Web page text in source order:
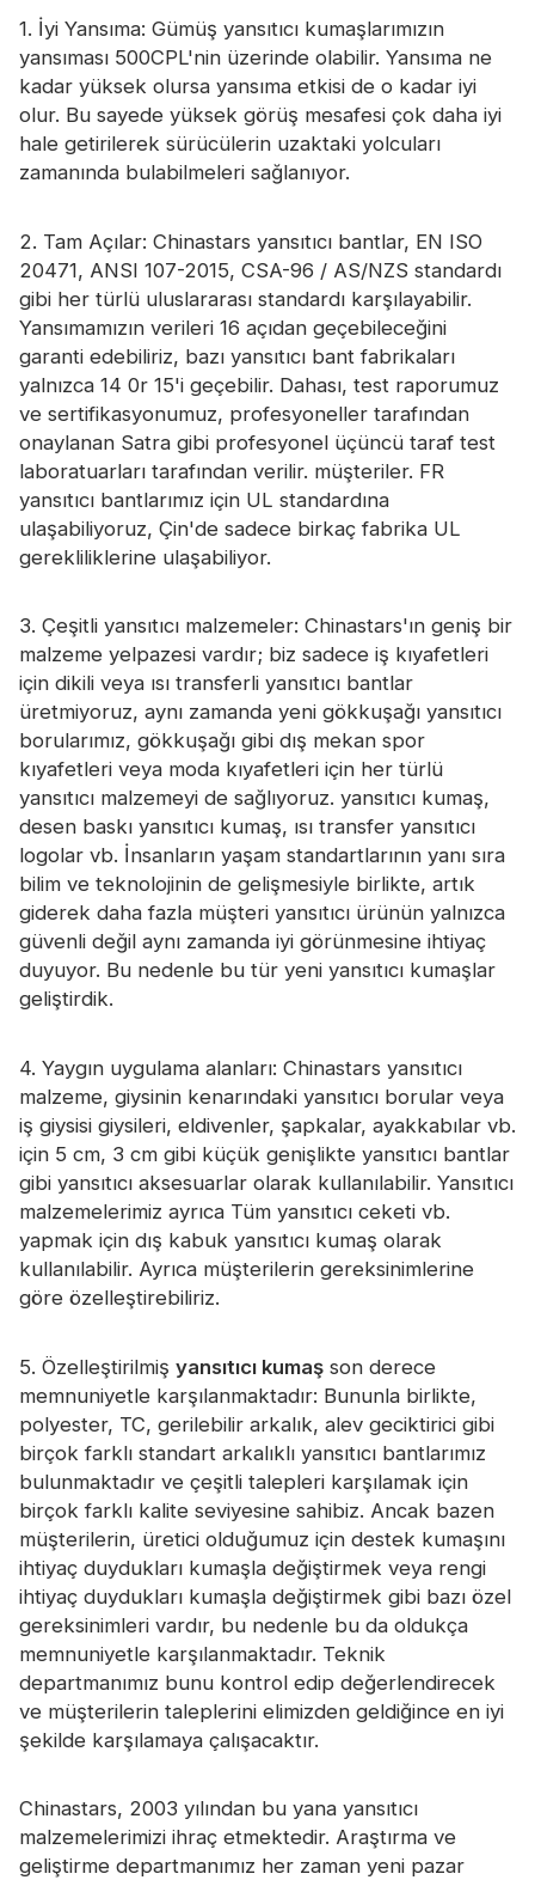
1. İyi Yansıma: Gümüş yansıtıcı kumaşlarımızın
yansıması 500CPL'nin üzerinde olabilir. Yansıma ne
kadar yüksek olursa yansıma etkisi de o kadar iyi
olur. Bu sayede yüksek görüş mesafesi çok daha iyi
hale getirilerek sürücülerin uzaktaki yolcuları
zamanında bulabilmeleri sağlanıyor.
2. Tam Açılar: Chinastars yansıtıcı bantlar, EN ISO
20471, ANSI 107-2015, CSA-96 / AS/NZS standardı
gibi her türlü uluslararası standardı karşılayabilir.
Yansımamızın verileri 16 açıdan geçebileceğini
garanti edebiliriz, bazı yansıtıcı bant fabrikaları
yalnızca 14 0r 15'i geçebilir. Dahası, test raporumuz
ve sertifikasyonumuz, profesyoneller tarafından
onaylanan Satra gibi profesyonel üçüncü taraf test
laboratuarları tarafından verilir. müşteriler. FR
yansıtıcı bantlarımız için UL standardına
ulaşabiliyoruz, Çin'de sadece birkaç fabrika UL
gerekliliklerine ulaşabiliyor.
3. Çeşitli yansıtıcı malzemeler: Chinastars'ın geniş bir
malzeme yelpazesi vardır; biz sadece iş kıyafetleri
için dikili veya ısı transferli yansıtıcı bantlar
üretmiyoruz, aynı zamanda yeni gökkuşağı yansıtıcı
borularımız, gökkuşağı gibi dış mekan spor
kıyafetleri veya moda kıyafetleri için her türlü
yansıtıcı malzemeyi de sağlıyoruz. yansıtıcı kumaş,
desen baskı yansıtıcı kumaş, ısı transfer yansıtıcı
logolar vb. İnsanların yaşam standartlarının yanı sıra
bilim ve teknolojinin de gelişmesiyle birlikte, artık
giderek daha fazla müşteri yansıtıcı ürünün yalnızca
güvenli değil aynı zamanda iyi görünmesine ihtiyaç
duyuyor. Bu nedenle bu tür yeni yansıtıcı kumaşlar
geliştirdik.
4. Yaygın uygulama alanları: Chinastars yansıtıcı
malzeme, giysinin kenarındaki yansıtıcı borular veya
iş giysisi giysileri, eldivenler, şapkalar, ayakkabılar vb.
için 5 cm, 3 cm gibi küçük genişlikte yansıtıcı bantlar
gibi yansıtıcı aksesuarlar olarak kullanılabilir. Yansıtıcı
malzemelerimiz ayrıca Tüm yansıtıcı ceketi vb.
yapmak için dış kabuk yansıtıcı kumaş olarak
kullanılabilir. Ayrıca müşterilerin gereksinimlerine
göre özelleştirebiliriz.
5. Özelleştirilmiş yansıtıcı kumaş son derece
memnuniyetle karşılanmaktadır: Bununla birlikte,
polyester, TC, gerilebilir arkalık, alev geciktirici gibi
birçok farklı standart arkalıklı yansıtıcı bantlarımız
bulunmaktadır ve çeşitli talepleri karşılamak için
birçok farklı kalite seviyesine sahibiz. Ancak bazen
müşterilerin, üretici olduğumuz için destek kumaşını
ihtiyaç duydukları kumaşla değiştirmek veya rengi
ihtiyaç duydukları kumaşla değiştirmek gibi bazı özel
gereksinimleri vardır, bu nedenle bu da oldukça
memnuniyetle karşılanmaktadır. Teknik
departmanımız bunu kontrol edip değerlendirecek
ve müşterilerin taleplerini elimizden geldiğince en iyi
şekilde karşılamaya çalışacaktır.
Chinastars, 2003 yılından bu yana yansıtıcı
malzemelerimizi ihraç etmektedir. Araştırma ve
geliştirme departmanımız her zaman yeni pazar